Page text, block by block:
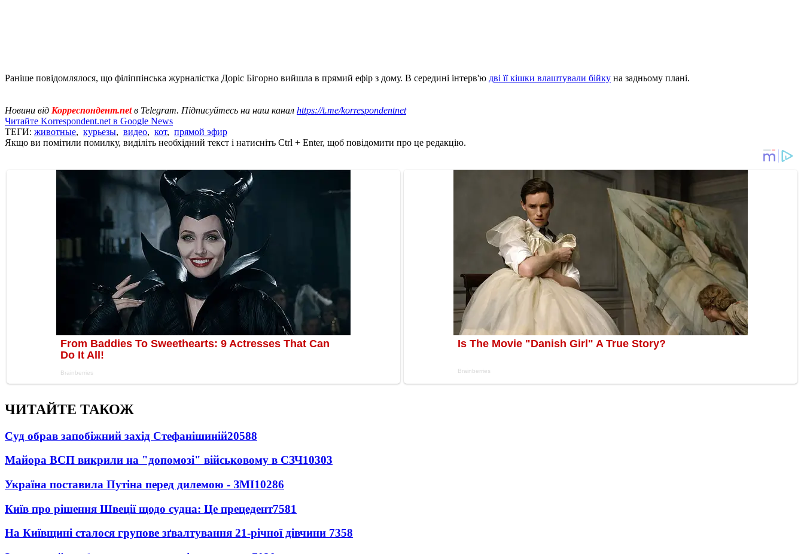
Раніше повідомлялося, що філіппінська журналістка Доріс Бігорно вийшла в прямий ефір з дому. В середині інтерв'ю дві її кішки влаштували бійку на задньому плані.
Новини від Корреспондент.netв Telegram. Підписуйтесь на наш канал https://t.me/korrespondentnet
Читайте Korrespondent.net в Google News
ТЕГИ: животные, курьезы, видео, кот, прямой эфир
Якщо ви помітили помилку, виділіть необхідний текст і натисніть Ctrl + Enter, щоб повідомити про це редакцію.
ЧИТАЙТЕ ТАКОЖ
Суд обрав запобіжний захід Стефанішиній20588
Майора ВСП викрили на "допомозі" військовому в СЗЧ10303
Україна поставила Путіна перед дилемою - ЗМІ10286
Київ про рішення Швеції щодо судна: Це прецедент7581
На Київщині сталося групове зґвалтування 21-річної дівчини 7358